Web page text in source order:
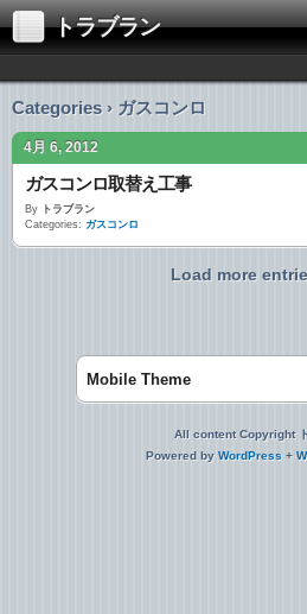
トラブラン
Categories › ガスコンロ
4月 6, 2012
ガスコンロ取替え工事
By トラブラン
Categories: ガスコンロ
Load more
Mobile Theme
All content Copyright
Powered by WordPress +